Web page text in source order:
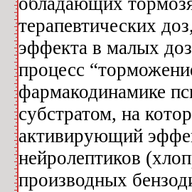
терапевтических
эффекта в малых
процесс
фармакодинамике
субстратом, на
активирующий
нейролептиков
производных